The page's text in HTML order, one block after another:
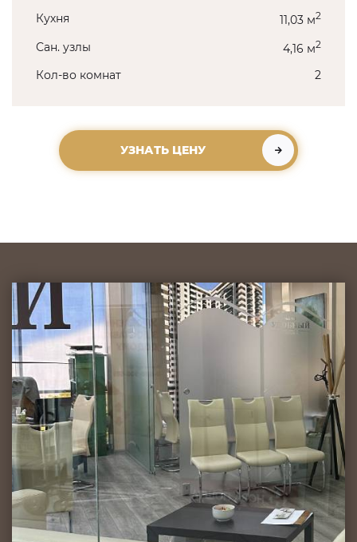
Кухня 11,03 м2
Сан. узлы 4,16 м2
Кол-во комнат 2
УЗНАТЬ ЦЕНУ